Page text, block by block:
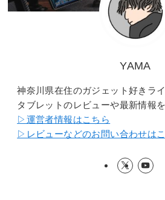
YAMA
神奈川県在住のガジェット好きラ
タブレットのレビューや最新情報
▷運営者情報はこちら
▷レビューなどのお問い合わせは